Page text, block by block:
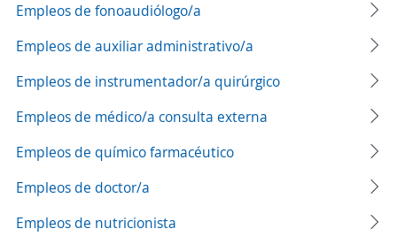
Empleos de fonoaudiólogo/a
Empleos de auxiliar administrativo/a
Empleos de instrumentador/a quirúrgico
Empleos de médico/a consulta externa
Empleos de químico farmacéutico
Empleos de doctor/a
Empleos de nutricionista